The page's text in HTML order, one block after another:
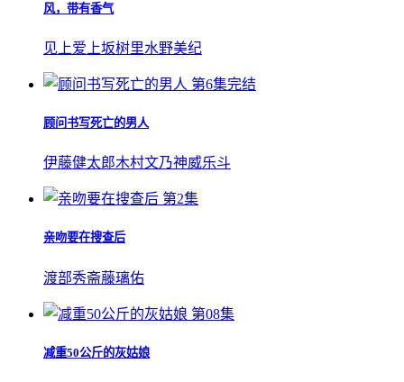
风，带有香气
见上爱 上坂树里水野美纪
第6集完结
顾问书写死亡的男人
伊藤健太郎木村文乃神威乐斗
第2集
亲吻要在搜查后
渡部秀斋藤璃佑
第08集
减重50公斤的灰姑娘